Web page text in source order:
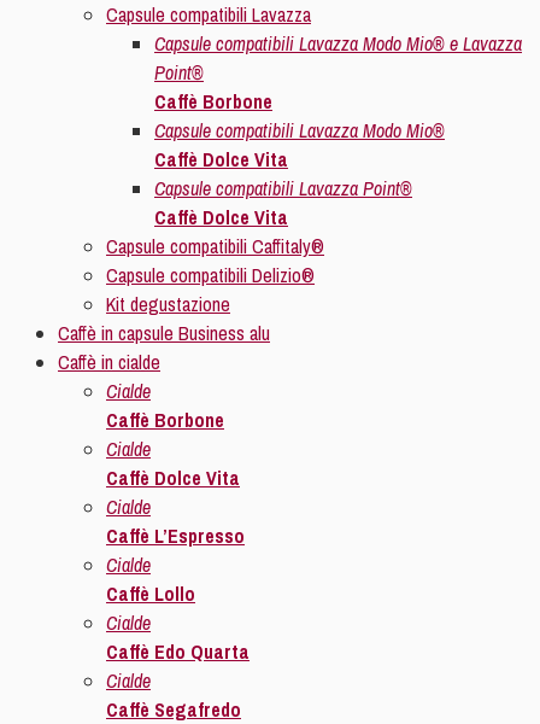
Capsule compatibili Lavazza
Capsule compatibili Lavazza Modo Mio® e Lavazza
Point®
Caffè Borbone
Capsule compatibili Lavazza Modo Mio®
Caffè Dolce Vita
Capsule compatibili Lavazza Point®
Caffè Dolce Vita
Capsule compatibili Caffitaly®
Capsule compatibili Delizio®
Kit degustazione
Caffè in capsule Business alu
Caffè in cialde
Cialde
Caffè Borbone
Cialde
Caffè Dolce Vita
Cialde
Caffè L’Espresso
Cialde
Caffè Lollo
Cialde
Caffè Edo Quarta
Cialde
Caffè Segafredo